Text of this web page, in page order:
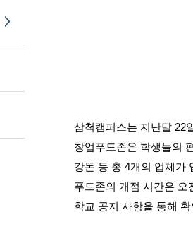
삼척캠퍼스는 지난달 22
창업푸드존은 학생들의
강돈 등 총 4개의 업체가
푸드존의 개점 시간은 오
학교 공지 사항을 통해